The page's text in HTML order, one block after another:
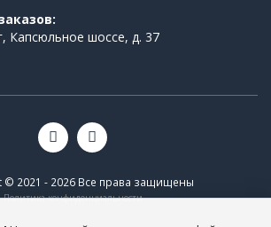
Капсюльное шоссе, д. 37
© 2021 - 2026 Все права защищены
Политика конфиденциальности